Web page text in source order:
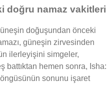
doğru namaz vakitleri
doğuşundan önceki
güneşin zirvesinden
ilerleyişini simgeler,
battıktan hemen sonra, Isha:
sonunu işaret